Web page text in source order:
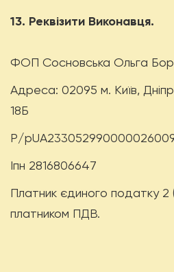
13. Реквізити Виконавця.
ФОП Сосновська Ольга
Адреса: 02095 м. Київ,
18Б
Р/р
Іпн 2816806647
Платник єдиного податку 2
платником ПДВ.